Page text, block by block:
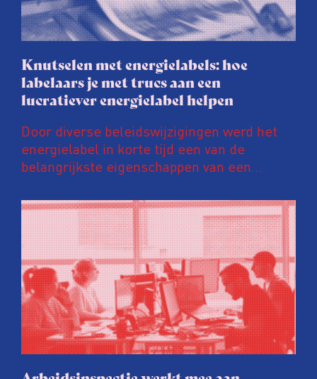
Knutselen met energielabels: hoe
labelaars je met trucs aan een
lucratiever energielabel helpen
Door diverse beleidswijzigingen werd het
energielabel in korte tijd een van de
belangrijkste eigenschappen van een
prijs van een huis en huurinkomsten met
tienduizenden euro’s opschroeven. Daar
wordt door energielabelaars en
vastgoedpartijen gretig op ingespeeld, blijkt
uit onderzoek van het FD. Tienduizenden
labels vallen op dubieuze wijze nét in een
groenere labelletter.